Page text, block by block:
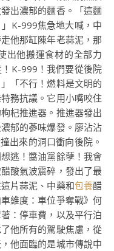
出濃郁的麵香。「這麵
K-999焦急地大喊，中
他那缸陳年老蒜泥，那
出他搬運食材的全部力
K-999！我們要從後院
「不行！燃料是文明的
務抗議。它用小嘴咬住
杞推進器。推進器發出
郁的蔘味爆發。廖沾沾
出來的洞口衝向後院。
逃！醬油黨餘孽！我會
酸氣波震碎，發出了最
片蒜泥、中藥和包養醋
維度：車位爭奪戰》何
：停車費，以及平行泊
他所有的駕駛焦慮，從
他面臨的是城市傳說中